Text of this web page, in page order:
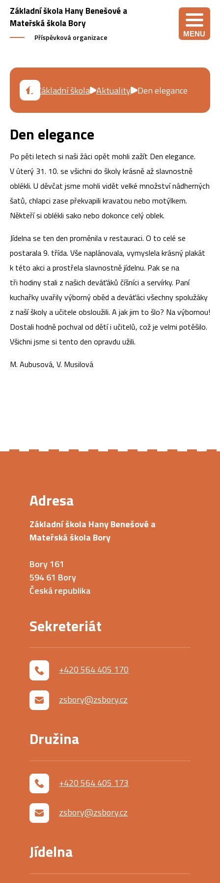
Základní škola Hany Benešové a
Mateřská škola Bory
Příspěvková organizace MENU
Základní škola Aktuality Den elegance
Den elegance
Po pěti letech si naši žáci opět mohli zažít Den elegance.
V úterý 31. 10. se všichni do školy krásně až slavnostně
oblékli. U děvčat jsme mohli vidět velké množství nádherných
šatů, chlapci zase překvapili kravatou nebo motýlkem.
Někteří si oblékli sako nebo dokonce celý oblek.
Jídelna se ten den proměnila v restauraci. O to celé se
postarala 9. třída. Vše naplánovala, vymyslela krásný plakát
k této akci a prostřela slavnostně jídelnu. Pak se na
tři hodiny stali z našich deváťáků číšníci a servírky. Paní
kuchařky uvařily výborný oběd a deváťáci všechny spolužáky
z naší školy a učitele obsloužili. A jak jim to šlo? Na výbornou!
Dostali hodně pochval od dětí i učitelů, což je velmi potěšilo.
Všichni jsme si tento den opravdu užili.
M. Aubusová, V. Musilová
Adresa
Základní škola Hany Benešové a
Mateřská škola Bory
Bory 161
594 61 Bory
Česká republika
Sekreteriát
+420 564 405 170
zsbory@zsbory.cz
Družina
+420 564 405 173
zsbory@zsbory.cz
Jídelna